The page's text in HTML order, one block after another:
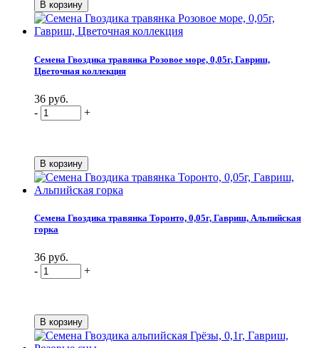
Семена Гвоздика травянка Розовое море, 0,05г, Гавриш,
Цветочная коллекция
36 руб.
-
+
Семена Гвоздика травянка Торонто, 0,05г, Гавриш, Альпийская
горка
36 руб.
-
+